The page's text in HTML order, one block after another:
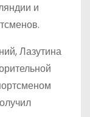
и
Лазутина